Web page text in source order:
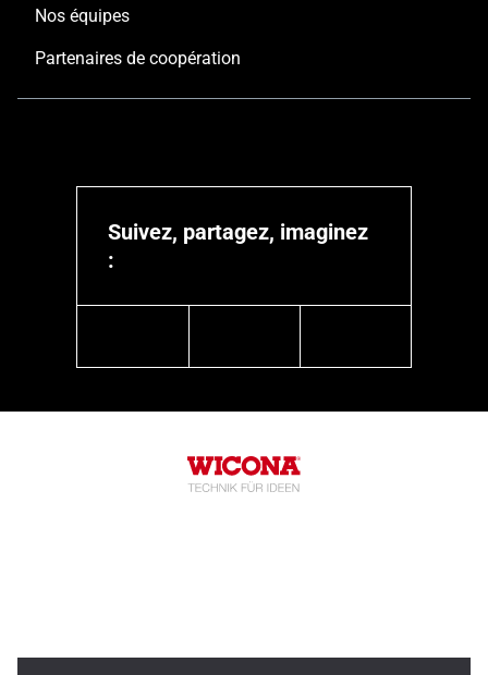
Nos équipes
Partenaires de coopération
Suivez, partagez, imaginez
: